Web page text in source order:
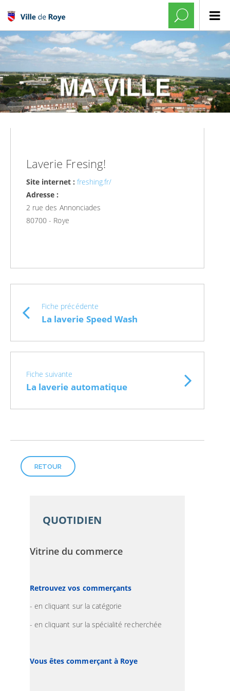
Laverie Fresing!
Site internet : freshing.fr/
Adresse :
2 rue des Annonciades
80700 - Roye
Fiche précédente
La laverie Speed Wash
Fiche suivante
La laverie automatique
RETOUR
QUOTIDIEN
Vitrine du commerce
Retrouvez vos commerçants
- en cliquant sur la catégorie
- en cliquant sur la spécialité recherchée
Vous êtes commerçant à Roye